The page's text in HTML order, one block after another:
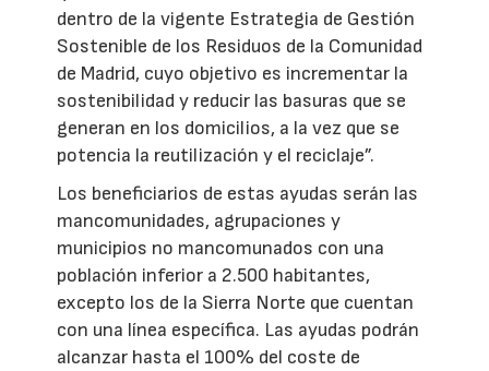
dentro de la vigente Estrategia de Gestión
Sostenible de los Residuos de la Comunidad
de Madrid, cuyo objetivo es incrementar la
sostenibilidad y reducir las basuras que se
generan en los domicilios, a la vez que se
potencia la reutilización y el reciclaje”.
Los beneficiarios de estas ayudas serán las
mancomunidades, agrupaciones y
municipios no mancomunados con una
población inferior a 2.500 habitantes,
excepto los de la Sierra Norte que cuentan
con una línea específica. Las ayudas podrán
alcanzar hasta el 100% del coste de